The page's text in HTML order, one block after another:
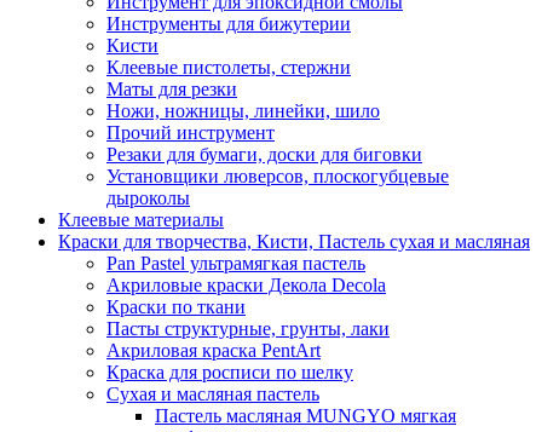
Инструменты для бижутерии
Кисти
Клеевые пистолеты, стержни
Маты для резки
Ножи, ножницы, линейки, шило
Прочий инструмент
Резаки для бумаги, доски для биговки
Установщики люверсов, плоскогубцевые
дыроколы
Клеевые материалы
Краски для творчества, Кисти, Пастель сухая и масляная
Pan Pastel ультрамягкая пастель
Акриловые краски Декола Decola
Краски по ткани
Пасты структурные, грунты, лаки
Акриловая краска PentArt
Краска для росписи по шелку
Cухая и масляная пастель
Пастель масляная MUNGYO мягкая